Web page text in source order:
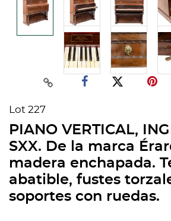
Lot 227
PIANO VERTICAL,
SXX. De la marca
madera enchapada.
abatible, fustes
soportes con ruedas.